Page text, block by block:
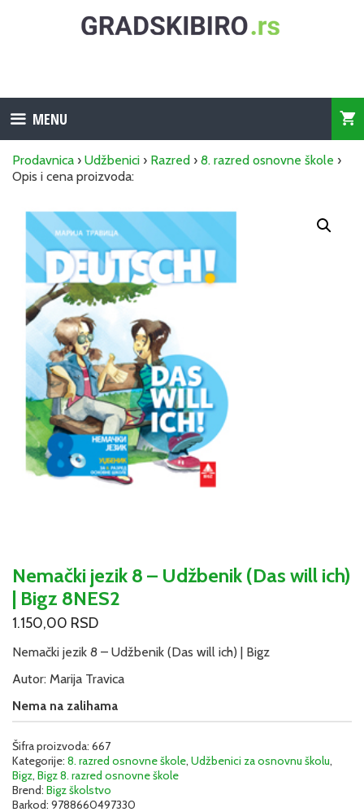
MENU
Prodavnica › Udžbenici › Razred › 8. razred osnovne škole ›
Opis i cena proizvoda:
Nemački jezik 8 – Udžbenik (Das will ich)
| Bigz 8NES2
1.150,00 RSD
Nemački jezik 8 – Udžbenik (Das will ich) | Bigz
Autor: Marija Travica
Nema na zalihama
Šifra proizvoda: 667
Kategorije: 8. razred osnovne škole, Udžbenici za osnovnu školu,
Bigz, Bigz 8. razred osnovne škole
Brend: Bigz školstvo
Barkod: 9788660497330